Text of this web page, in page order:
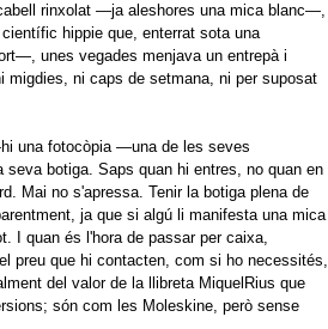
rinxolat —ja aleshores una mica blanc—,
hippie que, enterrat sota una
unes vegades menjava un entrepà i
ni caps de setmana, ni per suposat
una fotocòpia —una de les seves
botiga. Saps quan hi entres, no quan en
Mai no s'apressa. Tenir la botiga plena de
ja que si algú li manifesta una mica
I quan és l'hora de passar per caixa,
preu que hi contacten, com si ho necessités,
del valor de la llibreta MiquelRius que
són com les Moleskine, però sense